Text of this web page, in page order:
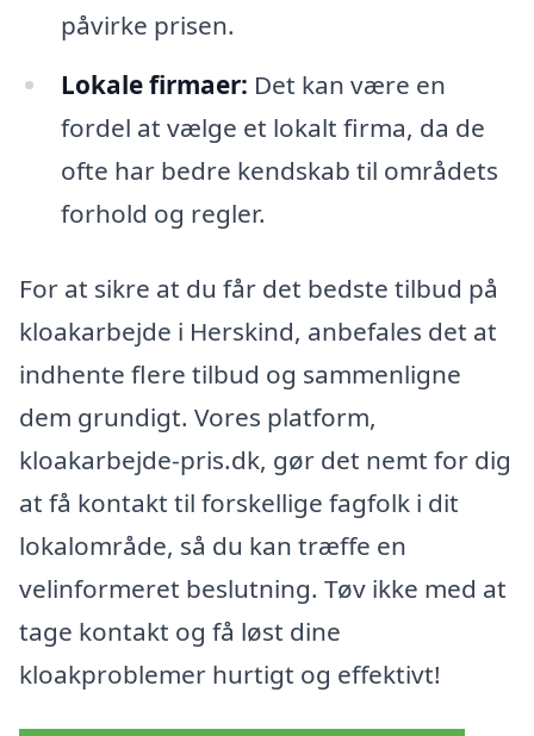
påvirke prisen.
Lokale firmaer: Det kan være en
fordel at vælge et lokalt firma, da de
ofte har bedre kendskab til områdets
forhold og regler.
For at sikre at du får det bedste tilbud på
kloakarbejde i Herskind, anbefales det at
indhente flere tilbud og sammenligne
dem grundigt. Vores platform,
kloakarbejde-pris.dk, gør det nemt for dig
at få kontakt til forskellige fagfolk i dit
lokalområde, så du kan træffe en
velinformeret beslutning. Tøv ikke med at
tage kontakt og få løst dine
kloakproblemer hurtigt og effektivt!